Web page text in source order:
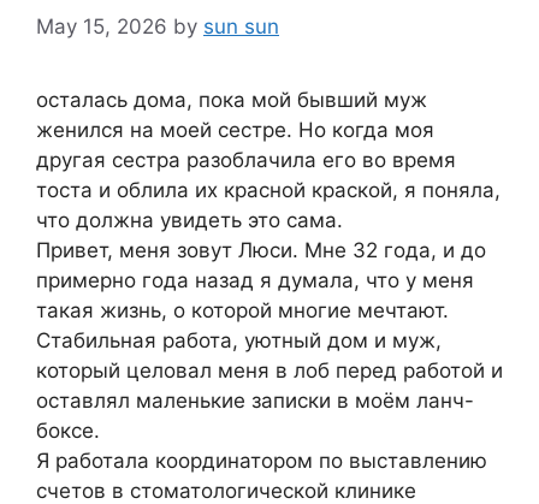
May 15, 2026 by sun sun
осталась дома, пока мой бывший муж
женился на моей сестре. Но когда моя
другая сестра разоблачила его во время
тоста и облила их красной краской, я поняла,
что должна увидеть это сама.
Привет, меня зовут Люси. Мне 32 года, и до
примерно года назад я думала, что у меня
такая жизнь, о которой многие мечтают.
Стабильная работа, уютный дом и муж,
который целовал меня в лоб перед работой и
оставлял маленькие записки в моём ланч-
боксе.
Я работала координатором по выставлению
счетов в стоматологической клинике